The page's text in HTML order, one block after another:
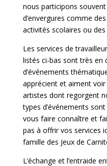
nous participons
d’envergures comme
activités scolaires ou
Les services de
listés ci-bas sont très en
d’événements
apprécient et aiment
artistes dont regorgent
types d’événements
vous faire connaître et
pas à offrir vos services
famille des Jeux de
L’échange et l’entraide